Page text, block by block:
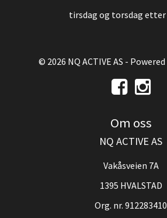
tirsdag og torsdag
© 2026 NQ ACTIVE AS -
Om oss
NQ ACTIVE AS
Vakåsveien 7A
1395 HVALSTAD
Org. nr. 912283410